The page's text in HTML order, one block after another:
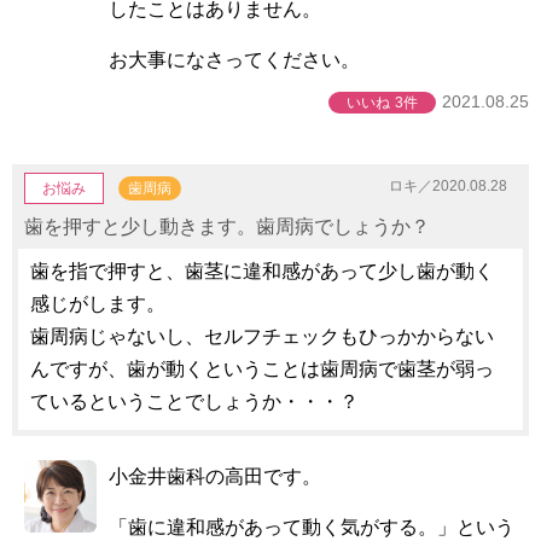
したことはありません。
お大事になさってください。
いいね 3件 2021.08.25
ロキ／2020.08.28
お悩み 歯周病
歯を押すと少し動きます。歯周病でしょうか？
歯を指で押すと、歯茎に違和感があって少し歯が動く
感じがします。
歯周病じゃないし、セルフチェックもひっかからない
んですが、歯が動くということは歯周病で歯茎が弱っ
ているということでしょうか・・・？
小金井歯科の高田です。
「歯に違和感があって動く気がする。」という